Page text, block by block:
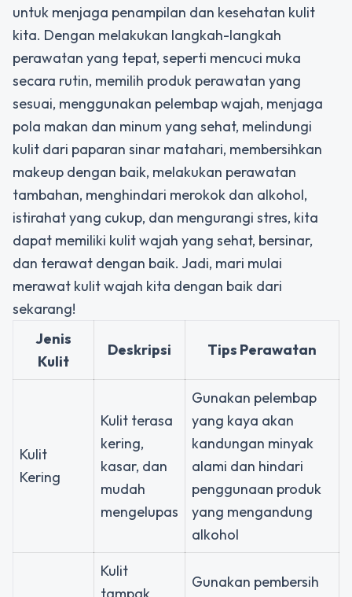
untuk menjaga penampilan dan kesehatan kulit
kita. Dengan melakukan langkah-langkah
perawatan yang tepat, seperti mencuci muka
secara rutin, memilih produk perawatan yang
sesuai, menggunakan pelembap wajah, menjaga
pola makan dan minum yang sehat, melindungi
kulit dari paparan sinar matahari, membersihkan
makeup dengan baik, melakukan perawatan
tambahan, menghindari merokok dan alkohol,
istirahat yang cukup, dan mengurangi stres, kita
dapat memiliki kulit wajah yang sehat, bersinar,
dan terawat dengan baik. Jadi, mari mulai
merawat kulit wajah kita dengan baik dari
sekarang!
Jenis
Kulit
Deskripsi Tips Perawatan
Kulit
Kering
Kulit terasa
kering,
kasar, dan
mudah
mengelupas
Gunakan pelembap
yang kaya akan
kandungan minyak
alami dan hindari
penggunaan produk
yang mengandung
alkohol
Kulit
Gunakan pembersih